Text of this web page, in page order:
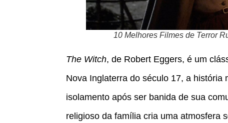
10 Melhores Filmes de Terror
The Witch, de Robert Eggers, é um
Nova Inglaterra do século 17, a
isolamento após ser banida de sua
religioso da família cria uma atmosfera